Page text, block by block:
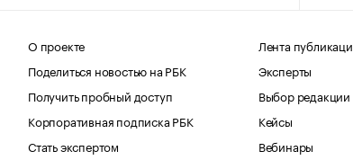
О проекте
Поделиться новостью на РБК
Получить пробный доступ
Корпоративная подписка РБК
Стать экспертом
Лента
Эксперты
Выбор редакции
Кейсы
Вебинары